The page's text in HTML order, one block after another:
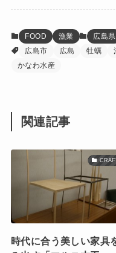
FOOD 漁業
広島県
広島市
広島 牡蠣
かなわ水産
関連記事
時代に合う美しい家具